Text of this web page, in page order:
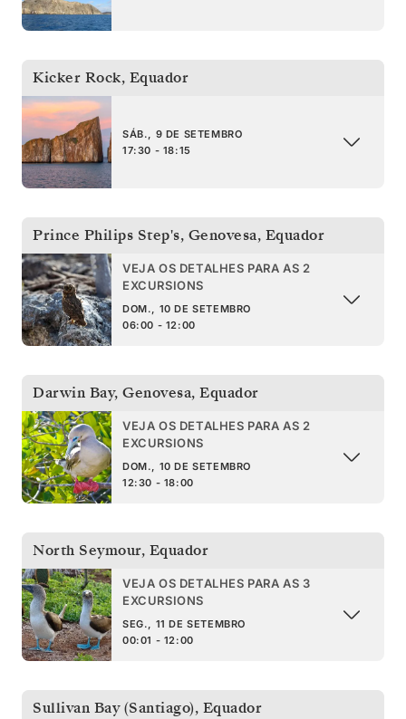
Kicker Rock, Equador
SÁB., 9 DE SETEMBRO
17:30 - 18:15
Prince Philips Step's, Genovesa, Equador
VEJA OS DETALHES PARA AS 2
EXCURSIONS
DOM., 10 DE SETEMBRO
06:00 - 12:00
Darwin Bay, Genovesa, Equador
VEJA OS DETALHES PARA AS 2
EXCURSIONS
DOM., 10 DE SETEMBRO
12:30 - 18:00
North Seymour, Equador
VEJA OS DETALHES PARA AS 3
EXCURSIONS
SEG., 11 DE SETEMBRO
00:01 - 12:00
Sullivan Bay (Santiago), Equador